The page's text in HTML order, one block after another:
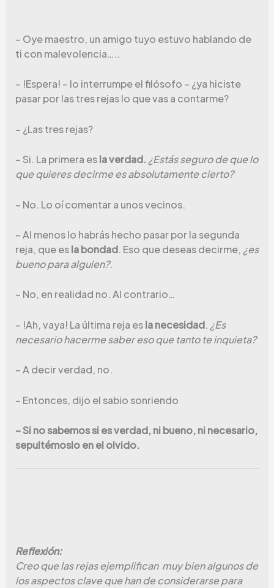
– Oye maestro, un amigo tuyo estuvo hablando de
ti con malevolencia…..
– !Espera! – lo interrumpe el filósofo – ¿ya hiciste
pasar por las tres rejas lo que vas a contarme?
– ¿Las tres rejas?
– Si. La primera esla verdad. ¿Estás seguro de que lo
que quieres decirme es absolutamente cierto?
– No. Lo oí comentar a unos vecinos.
– Al menos lo habrás hecho pasar por la segunda
reja, que esla bondad. Eso que deseas decirme, ¿es
bueno para alguien?.
– No, en realidad no. Al contrario…
– !Ah, vaya! La última reja esla necesidad. ¿Es
necesario hacerme saber eso que tanto te inquieta?
– A decir verdad, no.
– Entonces, dijo el sabio sonriendo
– Si no sabemos si es verdad, ni bueno, ni necesario,
sepultémoslo en el olvido.
Reflexión:
Creo que las rejas ejemplifican muy bien algunos de
los aspectos clave que han de considerarse para